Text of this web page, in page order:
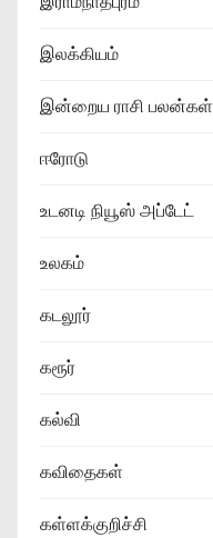
இலக்கியம்
இன்றைய ராசி பலன்கள்
ஈரோடு
உடனடி நியூஸ் அப்டேட்
உலகம்
கடலூர்
கரூர்
கல்வி
கவிதைகள்
கள்ளக்குறிச்சி